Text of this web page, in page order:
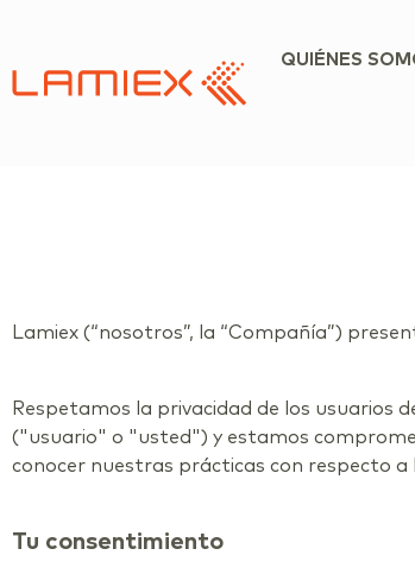
QUIÉNES
Lamiex (“nosotros”, la “Compañía”)
Respetamos la privacidad de los usuarios
("usuario" o "usted") y estamos
conocer nuestras prácticas con respecto
Tu consentimiento